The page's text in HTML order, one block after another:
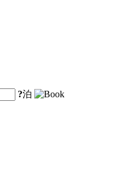
?泊